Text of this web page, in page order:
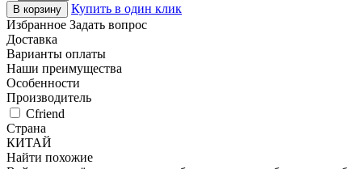
В корзину
Купить в один клик
Избранное Задать вопрос
Доставка
Варианты оплаты
Наши преимущества
Особенности
Производитель
Cfriend
Страна
КИТАЙ
Найти похожие